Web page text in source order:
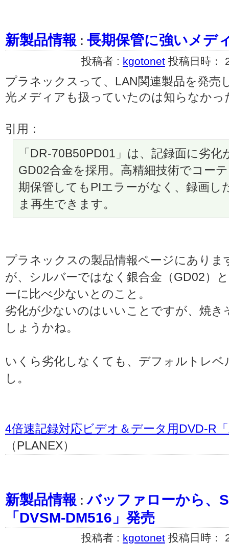
新製品情報 : 長期保管に強いメデ
投稿者 : kgotonet 投稿日時：
プラネックスって、LAN関連製品を発売
光メディアも扱っていたのは知らなかっ
引用：
「DR-70B50PD01」は、記録面に劣
GD02合金を採用。高精細技術でコー
期保管してもPIエラーがなく、録画し
ま再生できます。
プラネックスの製品情報ページにありま
が、シルバーではなく銀合金（GD02）
ーに比べ少ないとのこと。
劣化が少ないのはいいことですが、焼
しょうかね。
いくら劣化しなくても、デフォルトレ
し。
4倍速記録対応ビデオ＆データ用DVD-R
（PLANEX）
新製品情報 :バッファローから、
「DVSM-DM516」発売
投稿者 : kgotonet 投稿日時：